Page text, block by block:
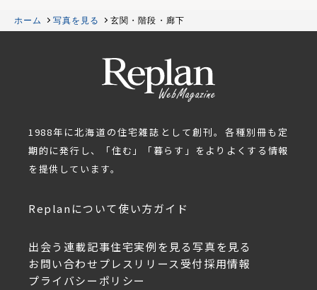
ホーム 写真を見る 玄関・階段・廊下
1988年に北海道の住宅雑誌として創刊。各種別冊も定
期的に発行し、「住む」「暮らす」をよりよくする情報
を提供しています。
Replanについて使い方ガイド
出会う 連載記事住宅実例を見る写真を見る
お問い合わせ プレスリリース受付採用情報
プライバシーポリシー